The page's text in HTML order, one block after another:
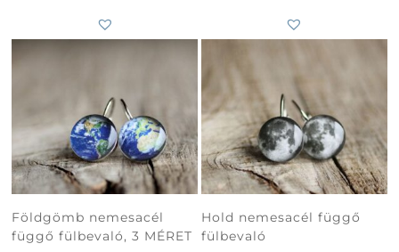
Földgömb nemesacél
függő fülbevaló, 3 MÉRET
Hold nemesacél függő
fülbevaló